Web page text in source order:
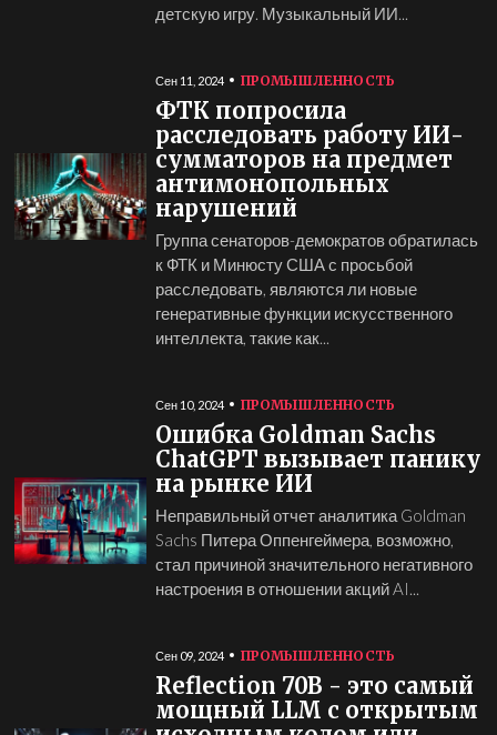
детскую игру. Музыкальный ИИ...
Сен 11, 2024 ПРОМЫШЛЕННОСТЬ
ФТК попросила
расследовать работу ИИ-
сумматоров на предмет
антимонопольных
нарушений
Группа сенаторов-демократов обратилась
к ФТК и Минюсту США с просьбой
расследовать, являются ли новые
генеративные функции искусственного
интеллекта, такие как...
Сен 10, 2024 ПРОМЫШЛЕННОСТЬ
Ошибка Goldman Sachs
ChatGPT вызывает панику
на рынке ИИ
Неправильный отчет аналитика Goldman
Sachs Питера Оппенгеймера, возможно,
стал причиной значительного негативного
настроения в отношении акций AI...
Сен 09, 2024 ПРОМЫШЛЕННОСТЬ
Reflection 70B - это самый
мощный LLM с открытым